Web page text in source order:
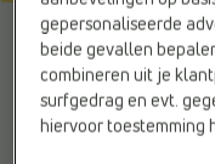
DIADORA
Sneakers
€ 110,-
gepersonaliseerde
beide gevallen
combineren uit je
surfgedrag en evt.
hiervoor toestemming